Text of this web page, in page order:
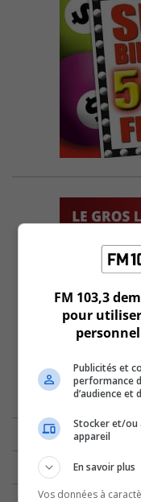
FM 103,3
pour
Publicités et
performance
d’audience et
Stocker et/ou
appareil
En savoir plus
Vos données à